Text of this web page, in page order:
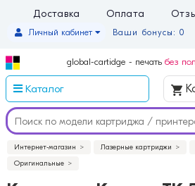
Доставка Оплата
Ваши бонусы: 0
Личный кабинет
global-cartidge - печать без
Каталог
Интернет-магазин Лазерные картриджи
Оригинальные